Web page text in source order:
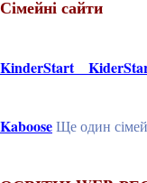
Сімейні сайти
KinderStart
KabooseЩе один